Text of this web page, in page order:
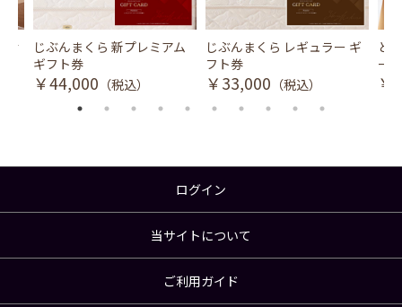
冷
じぶんまくら 新プレミアム
ギフト券
￥44,000 （税込）
じぶんまくら レギュラー ギ
フト券
￥33,000 （税込）
と
ース
￥
ログイン
当サイトについて
ご利用ガイド